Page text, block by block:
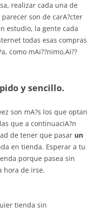
realizar cada una de
son de carA?cter
estudio, la gente cada
todas esas compras
como mAi??nimo,Ai??
y sencillo.
son mA?s los que optan
que a continuaciA?n
de tener que pasar un
en tienda. Esperar a tu
porque pasea sin
hora de irse.
tienda sin